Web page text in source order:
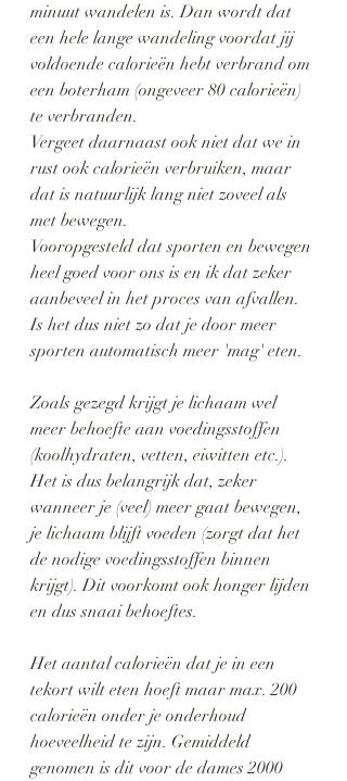
minuut wandelen is. Dan wordt dat
een hele lange wandeling voordat jij
voldoende calorieën hebt verbrand om
een boterham (ongeveer 80 calorieën)
te verbranden.
Vergeet daarnaast ook niet dat we in
rust ook calorieën verbruiken, maar
dat is natuurlijk lang niet zoveel als
met bewegen.
Vooropgesteld dat sporten en bewegen
heel goed voor ons is en ik dat zeker
aanbeveel in het proces van afvallen.
Is het dus niet zo dat je door meer
sporten automatisch meer 'mag' eten.
Zoals gezegd krijgt je lichaam wel
meer behoefte aan voedingsstoffen
(koolhydraten, vetten, eiwitten etc.).
Het is dus belangrijk dat, zeker
wanneer je (veel) meer gaat bewegen,
je lichaam blijft voeden (zorgt dat het
de nodige voedingsstoffen binnen
krijgt). Dit voorkomt ook honger lijden
en dus snaai behoeftes.
Het aantal calorieën dat je in een
tekort wilt eten hoeft maar max. 200
calorieën onder je onderhoud
hoeveelheid te zijn. Gemiddeld
genomen is dit voor de dames 2000